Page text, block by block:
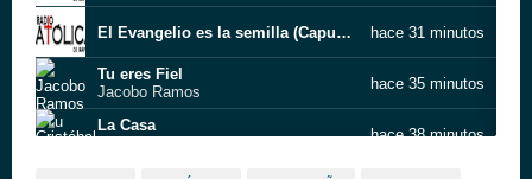
El Evangelio es la semilla (Capuchinos Chile) hace 31 minutos
Tu eres Fiel
Jacobo Ramos
hace 35 minutos
La Casa
hace 38 minutos